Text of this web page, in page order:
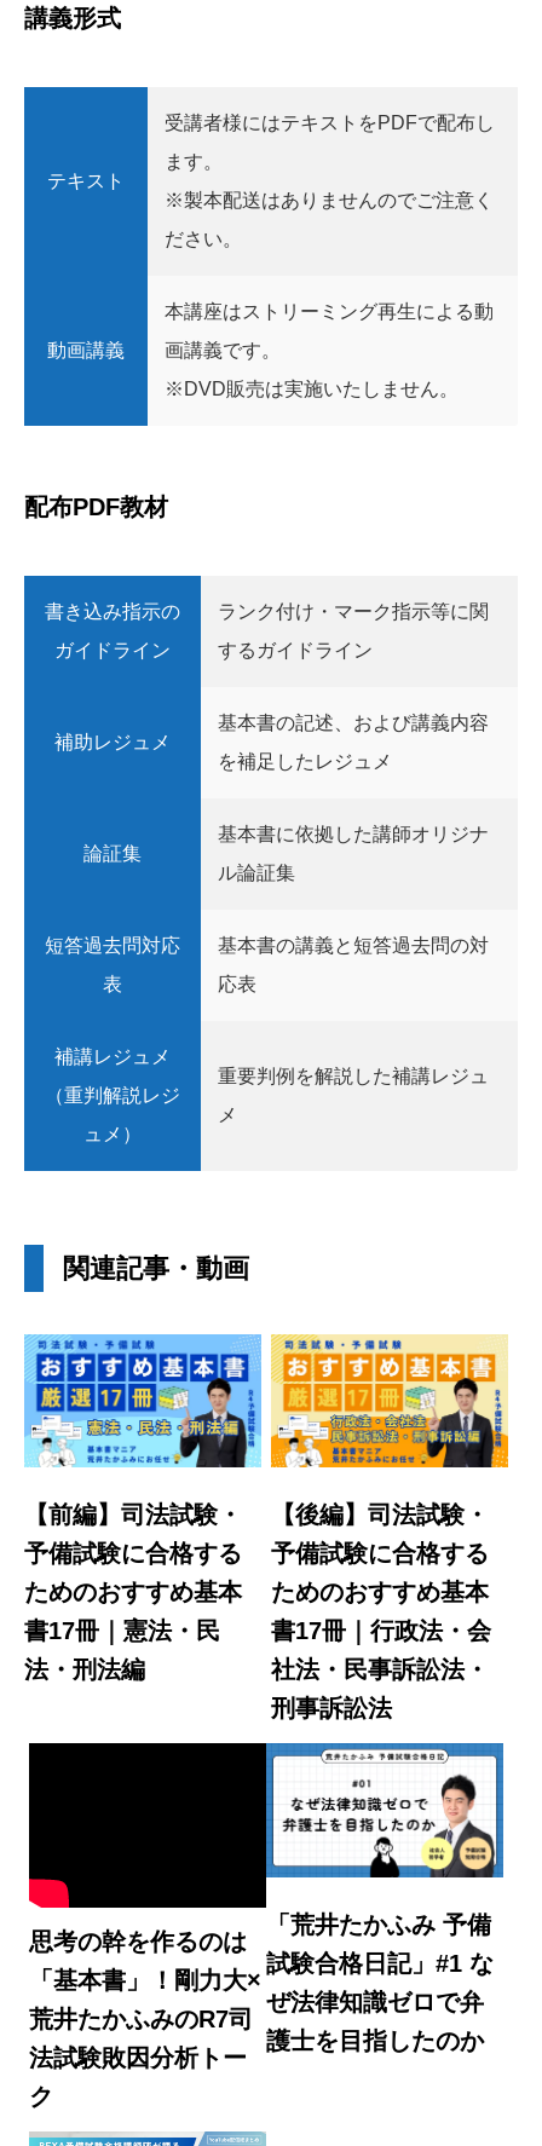
講義形式
テキスト
受講者様にはテキストをPDFで配布し
ます。
※製本配送はありませんのでご注意く
ださい。
動画講義
本講座はストリーミング再生による動
画講義です。
※DVD販売は実施いたしません。
配布PDF教材
書き込み指示の
ガイドライン
ランク付け・マーク指示等に関
するガイドライン
補助レジュメ
基本書の記述、および講義内容
を補足したレジュメ
論証集
基本書に依拠した講師オリジナ
ル論証集
短答過去問対応
表
基本書の講義と短答過去問の対
応表
補講レジュメ
（重判解説レジ
ュメ）
重要判例を解説した補講レジュ
メ
関連記事・動画
【前編】司法試験・
予備試験に合格する
ためのおすすめ基本
書17冊｜憲法・民
法・刑法編
【後編】司法試験・
予備試験に合格する
ためのおすすめ基本
書17冊｜行政法・会
社法・民事訴訟法・
刑事訴訟法
思考の幹を作るのは
「基本書」！剛力大×
荒井たかふみのR7司
法試験敗因分析トー
ク
「荒井たかふみ 予備
試験合格日記」#1 な
ぜ法律知識ゼロで弁
護士を目指したのか